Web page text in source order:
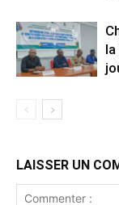
LAISSER UN